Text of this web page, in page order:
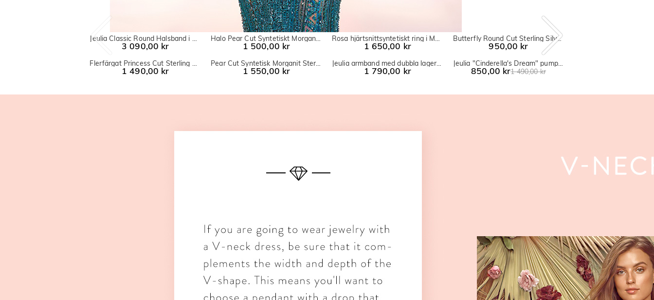
Jeulia Classic Round Halsband i Sterling Silver
3 090,00 kr
Halo Pear Cut Syntetiskt Morganit Sterling Silver Ring Set
1 500,00 kr
Rosa hjärtsnittsyntetiskt ring i Morganit i sterlingsilver
1 650,00 kr
Butterfly Round Cut Sterling Silver Drop Örhängen
950,00 kr
Flerfärgat Princess Cut Sterling Silver Band
1 490,00 kr
Pear Cut Syntetisk Morganit Sterling Silver Ring
1 550,00 kr
Jeulia armband med dubbla lager Infinity Sterling Silver
1 790,00 kr
Jeulia "Cinderella's Dream" pumpahjul i halsband i sterlingsilver
850,00 kr1 490,00 kr